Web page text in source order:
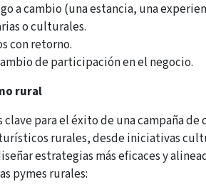
a cambio (una estancia, una
o culturales.
con retorno.
de participación en el negocio.
rural
para el éxito de una campaña
rurales, desde iniciativas
estrategias más eficaces y
pymes rurales: